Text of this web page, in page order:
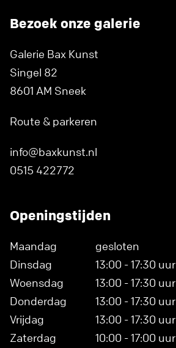
Bezoek onze galerie
Galerie Bax Kunst
Singel 82
8601 AM Sneek
Route & parkeren
info@baxkunst.nl
0515 422772
Openingstijden
Maandag
gesloten
Dinsdag
13:00 - 17:30 uur
Woensdag
13:00 - 17:30 uur
Donderdag
13:00 - 17:30 uur
Vrijdag
13:00 - 17:30 uur
Zaterdag
10:00 - 17:00 uur